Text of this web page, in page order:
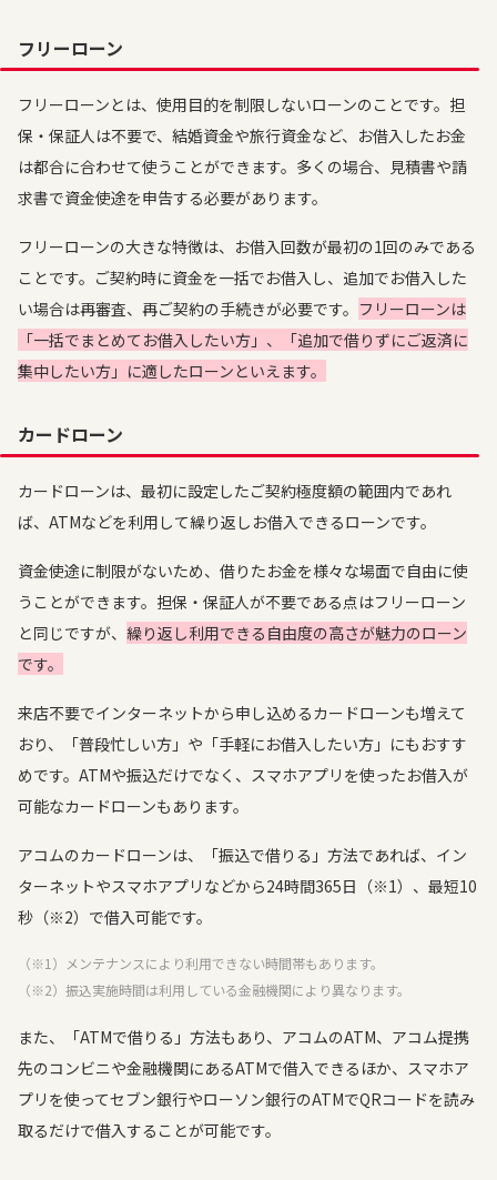
フリーローン
フリーローンとは、使用目的を制限しないローンのことです。担
保・保証人は不要で、結婚資金や旅行資金など、お借入したお金
は都合に合わせて使うことができます。多くの場合、見積書や請
求書で資金使途を申告する必要があります。
フリーローンの大きな特徴は、お借入回数が最初の1回のみである
ことです。ご契約時に資金を一括でお借入し、追加でお借入した
い場合は再審査、再ご契約の手続きが必要です。 フリーローンは
「一括でまとめてお借入したい方」、「追加で借りずにご返済に
集中したい方」に適したローンといえます。
カードローン
カードローンは、最初に設定したご契約極度額の範囲内であれ
ば、ATMなどを利用して繰り返しお借入できるローンです。
資金使途に制限がないため、借りたお金を様々な場面で自由に使
うことができます。担保・保証人が不要である点はフリーローン
と同じですが、 繰り返し利用できる自由度の高さが魅力のローン
です。
来店不要でインターネットから申し込めるカードローンも増えて
おり、「普段忙しい方」や「手軽にお借入したい方」にもおすす
めです。ATMや振込だけでなく、スマホアプリを使ったお借入が
可能なカードローンもあります。
アコムのカードローンは、「振込で借りる」方法であれば、イン
ターネットやスマホアプリなどから24時間365日（※1）、最短10
秒（※2）で借入可能です。
（※1）メンテナンスにより利用できない時間帯もあります。
（※2）振込実施時間は利用している金融機関により異なります。
また、「ATMで借りる」方法もあり、アコムのATM、アコム提携
先のコンビニや金融機関にあるATMで借入できるほか、スマホア
プリを使ってセブン銀行やローソン銀行のATMでQRコードを読み
取るだけで借入することが可能です。